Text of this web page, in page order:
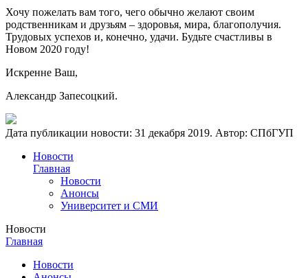
Хочу пожелать вам того, чего обычно желают своим
родственникам и друзьям – здоровья, мира, благополучия.
Трудовых успехов и, конечно, удачи. Будьте счастливы в
Новом 2020 году!
Искренне Ваш,
Александр Запесоцкий.
Дата публикации новости: 31 декабря 2019. Автор: СПбГУП
Новости
Главная
Новости
Анонсы
Университет и СМИ
Новости
Главная
Новости